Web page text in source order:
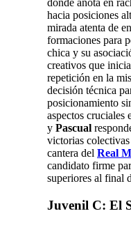
donde anota en
hacia posiciones
mirada atenta de
formaciones para
chica y su
creativos que
repetición en la
decisión técnica
posicionamiento
aspectos cruciales
y Pascual
victorias
cantera del Real
candidato firme
superiores al final
Juvenil C: El